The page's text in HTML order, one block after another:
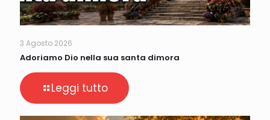
3 Agosto 2026
Adoriamo Dio nella sua santa dimora
Leggi tutto